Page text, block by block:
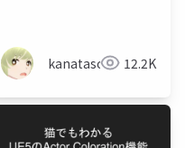
kanataso 12.2K